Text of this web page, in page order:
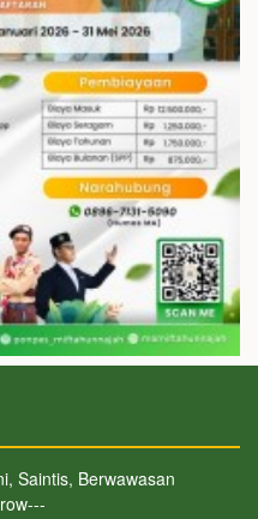
Saintis, Berwawasan